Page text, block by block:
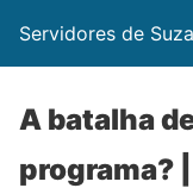
Servidores de
A batalha
programa?